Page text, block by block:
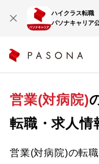
ハイクラス転職
パソナキャリア
営業(対病院)
転職・求人情
営業(対病院)の転